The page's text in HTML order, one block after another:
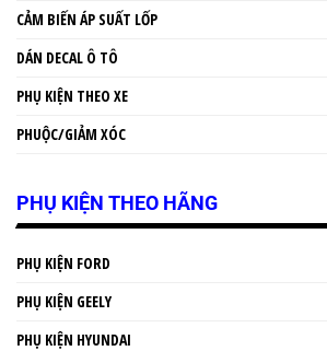
CẢM BIẾN ÁP SUẤT LỐP
DÁN DECAL Ô TÔ
PHỤ KIỆN THEO XE
PHUỘC/GIẢM XÓC
PHỤ KIỆN THEO HÃNG
PHỤ KIỆN FORD
PHỤ KIỆN GEELY
PHỤ KIỆN HYUNDAI